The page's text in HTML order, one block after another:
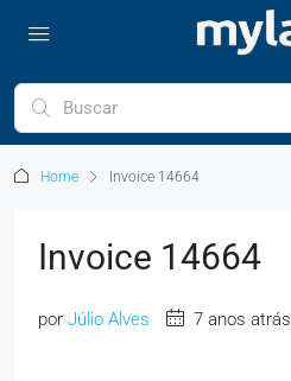
Home Invoice 14664
Invoice 14664
por Júlio Alves 7 anos atrás